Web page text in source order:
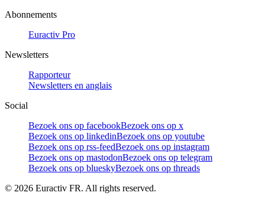
Abonnements
Euractiv Pro
Newsletters
Rapporteur
Newsletters en anglais
Social
Bezoek ons op facebookBezoek ons op x
Bezoek ons op linkedinBezoek ons op youtube
Bezoek ons op rss-feedBezoek ons op instagram
Bezoek ons op mastodonBezoek ons op telegram
Bezoek ons op blueskyBezoek ons op threads
© 2026 Euractiv FR. All rights reserved.